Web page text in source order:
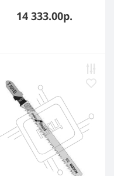
14 333.00р.